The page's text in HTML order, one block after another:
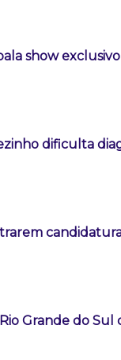
show
dificulta
Grande do